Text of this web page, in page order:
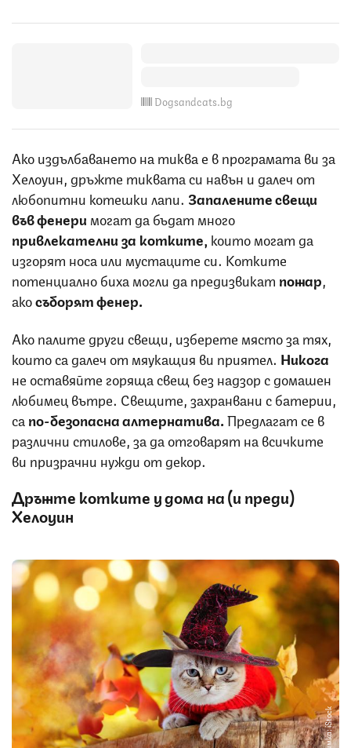
Dogsandcats.bg
Ако издълбаването на тиква е в програмата ви за
Хелоуин, дръжте тиквата си навън и далеч от
любопитни котешки лапи. Запалените свещи
във фенери могат да бъдат много
привлекателни за котките, които могат да
изгорят носа или мустаците си. Котките
потенциално биха могли да предизвикат пожар
акосъборят фенер.
Ако палите други свещи, изберете място за тях,
които са далеч от мяукащия ви приятел. Никога
не оставяйте горяща свещ без надзор с домашен
любимец вътре. Свещите, захранвани с батерии,
са по-безопасна алтернатива.Предлагат се в
различни стилове, за да отговарят на всичките
ви призрачни нужди от декор.
Дръжте котките у дома на (и преди)
Хелоуин
Снимка: iStock